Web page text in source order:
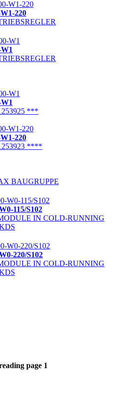
220
***
220
****
BAUGRUPPE
115/S102
IN COLD-RUNNING
220/S102
IN COLD-RUNNING
page 1